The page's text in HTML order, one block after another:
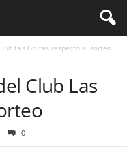
Las Grutas respecto al sorteo
Club Las
0